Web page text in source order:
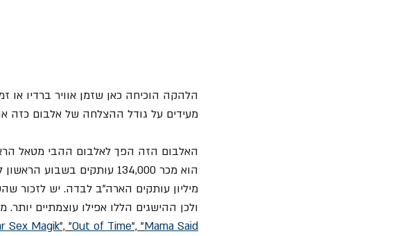
מעידים על גודל ההצלחה של אלבום כזה
מיליון עותקים הארה"ב לבדה. יש לזכור
ולכן ההישגים הללו אפילו עוצמתיים
Sex Magik", "Out of Time", "Mama Said